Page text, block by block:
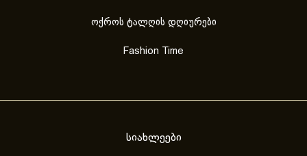
ოქროს ტალღის დღიურები
Fashion Time
სიახლეები